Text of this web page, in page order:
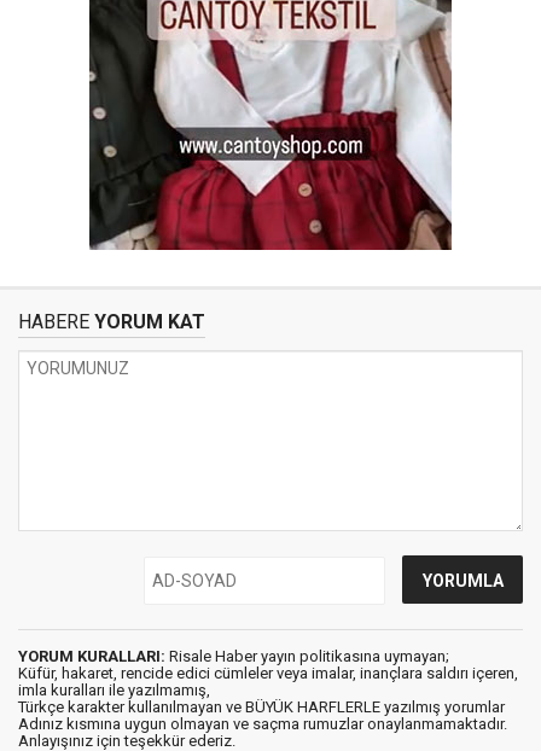
HABERE YORUM KAT
YORUM KURALLARI: Risale Haber yayın politikasına uymayan;
Küfür, hakaret, rencide edici cümleler veya imalar, inançlara saldırı içeren,
imla kuralları ile yazılmamış,
Türkçe karakter kullanılmayan ve BÜYÜK HARFLERLE yazılmış yorumlar
Adınız kısmına uygun olmayan ve saçma rumuzlar onaylanmamaktadır.
Anlayışınız için teşekkür ederiz.